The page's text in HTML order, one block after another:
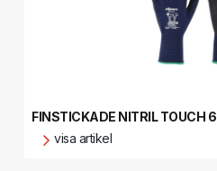
FINSTICKADE NITRIL TOUCH 6
visa artikel